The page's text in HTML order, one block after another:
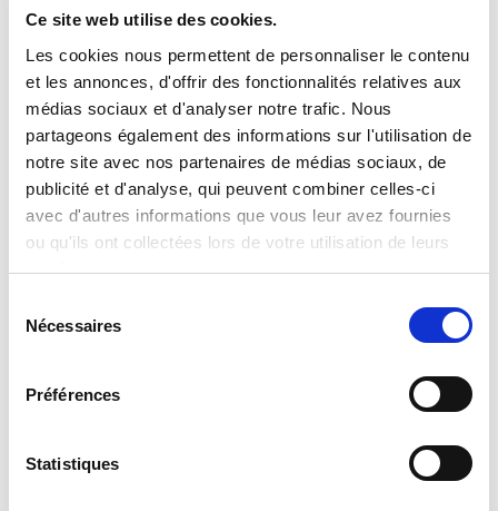
Ce site web utilise des cookies.
Les cookies nous permettent de personnaliser le contenu
et les annonces, d'offrir des fonctionnalités relatives aux
médias sociaux et d'analyser notre trafic. Nous
partageons également des informations sur l'utilisation de
notre site avec nos partenaires de médias sociaux, de
publicité et d'analyse, qui peuvent combiner celles-ci
avec d'autres informations que vous leur avez fournies
ou qu'ils ont collectées lors de votre utilisation de leurs
services.
Nécessaires
Préférences
Statistiques
Italie dans des usines certifiées. ©Liscianigiochi,
Contenu et détails:
CONTENU : 2 puzzles double face de 50×35 60
pièces.
Format de la boîte
Largeur :
Hauteur :
28,500
Profondeur :
5,700
veuillez envoyer votre demande à notre portail de
service à l’adresse suivante: